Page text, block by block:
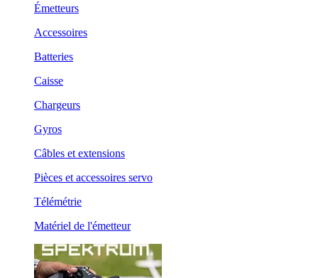
Émetteurs
Accessoires
Batteries
Caisse
Chargeurs
Gyros
Câbles et extensions
Pièces et accessoires servo
Télémétrie
Matériel de l'émetteur